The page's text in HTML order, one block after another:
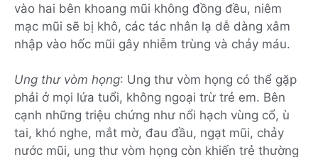
vào hai bên khoang mũi không đồng đều, niêm
mạc mũi sẽ bị khô, các tác nhân lạ dễ dàng xâm
nhập vào hốc mũi gây nhiễm trùng và chảy máu.
Ung thư vòm họng: Ung thư vòm họng có thể gặp
phải ở mọi lứa tuổi, không ngoại trừ trẻ em. Bên
cạnh những triệu chứng như nổi hạch vùng cổ, ù
tai, khó nghe, mắt mờ, đau đầu, ngạt mũi, chảy
nước mũi, ung thư vòm họng còn khiến trẻ thường